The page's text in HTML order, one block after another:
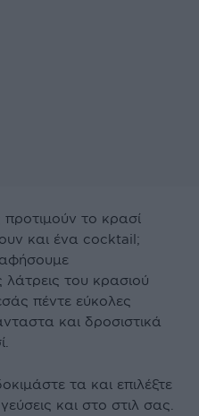
προτιμούν το κρασί
και ένα cocktail;
του κρασιού
πέντε εύκολες
και δροσιστικά
τα και επιλέξτε
και στο στιλ σας.